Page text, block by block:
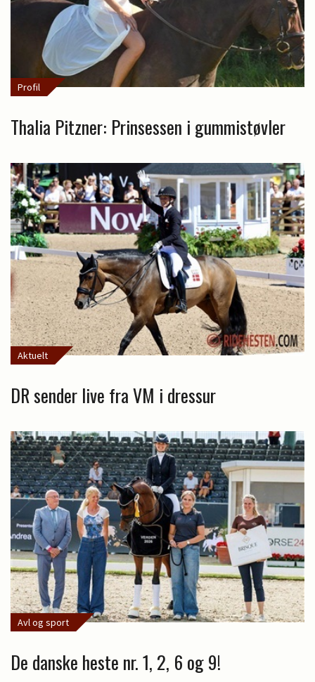
Profil
Thalia Pitzner: Prinsessen i gummistøvler
Aktuelt
DR sender live fra VM i dressur
Avl og sport
De danske heste nr. 1, 2, 6 og 9!